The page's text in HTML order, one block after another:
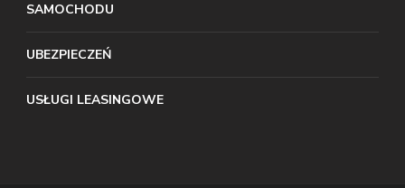
SAMOCHODU
UBEZPIECZEŃ
USŁUGI LEASINGOWE